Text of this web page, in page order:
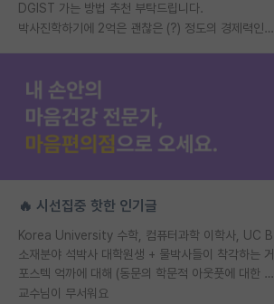
DGIST 가는 방법 추천 부탁드립니다.
박사진학하기에 2억은 괜찮은 (?) 정도의 경제력인가요
🔥 시선집중 핫한 인기글
소재분야 석박사 대학원생 + 물박사들이 착각하는 거
포스텍 억까에 대해 (동문의 학문적 아웃풋에 대한 반박)
교수님이 무서워요